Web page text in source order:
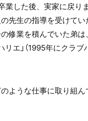
業した後、実家に戻り
先生の指導を受けて
修業を積んでいた弟
リエ」（1995年にクラブ
ような仕事に取り組ん